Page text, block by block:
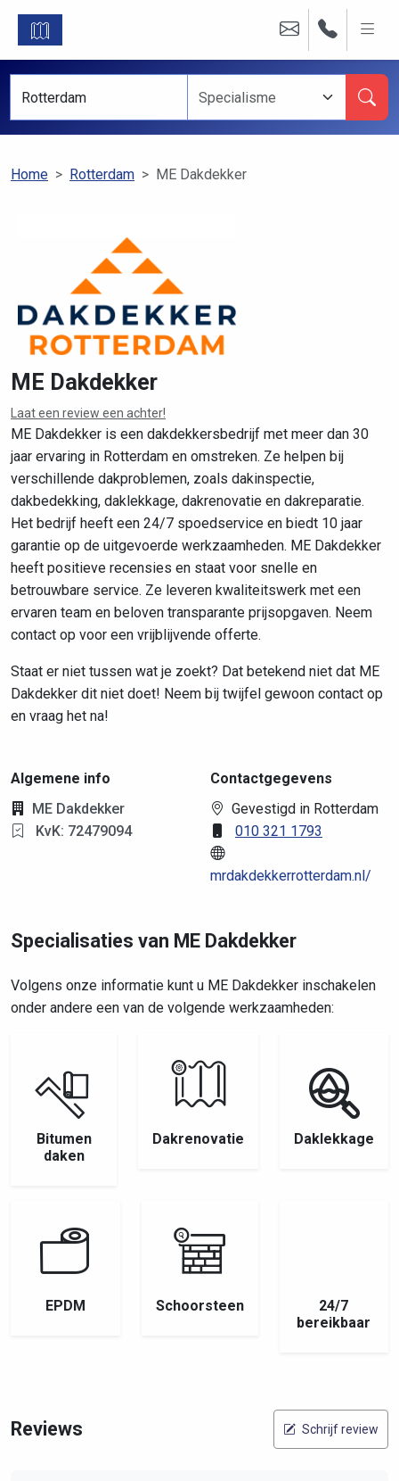
Home Rotterdam ME Dakdekker
ME Dakdekker
Laat een review een achter!
ME Dakdekker is een dakdekkersbedrijf met meer dan 30
jaar ervaring in Rotterdam en omstreken. Ze helpen bij
verschillende dakproblemen, zoals dakinspectie,
dakbedekking, daklekkage, dakrenovatie en dakreparatie.
Het bedrijf heeft een 24/7 spoedservice en biedt 10 jaar
garantie op de uitgevoerde werkzaamheden. ME Dakdekker
heeft positieve recensies en staat voor snelle en
betrouwbare service. Ze leveren kwaliteitswerk met een
ervaren team en beloven transparante prijsopgaven. Neem
contact op voor een vrijblijvende offerte.
Staat er niet tussen wat je zoekt? Dat betekend niet dat ME
Dakdekker dit niet doet! Neem bij twijfel gewoon contact op
en vraag het na!
Algemene info
ME Dakdekker
KvK: 72479094
Contactgegevens
Gevestigd in Rotterdam
010 321 1793
mrdakdekkerrotterdam.nl/
Specialisaties van ME Dakdekker
Volgens onze informatie kunt u ME Dakdekker inschakelen
onder andere een van de volgende werkzaamheden:
Bitumen
daken
Dakrenovatie Daklekkage
EPDM Schoorsteen
24/7
bereikbaar
Reviews Schrijf review